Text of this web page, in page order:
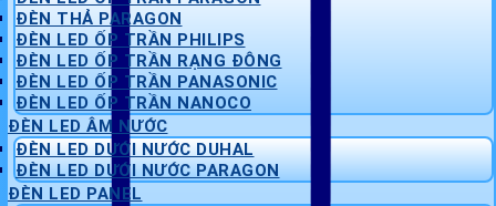
ĐÈN THẢ PARAGON
ĐÈN LED ỐP TRẦN PHILIPS
ĐÈN LED ỐP TRẦN RẠNG ĐÔNG
ĐÈN LED ỐP TRẦN PANASONIC
ĐÈN LED ỐP TRẦN NANOCO
ĐÈN LED ÂM NƯỚC
ĐÈN LED DƯỚI NƯỚC DUHAL
ĐÈN LED DƯỚI NƯỚC PARAGON
ĐÈN LED PANEL